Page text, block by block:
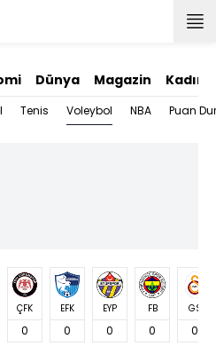
Dünya Magazin Kadın
Tenis Voleybol NBA Puan
ÇFK
0
EFK
0
EYP
0
FB
0
GS
0